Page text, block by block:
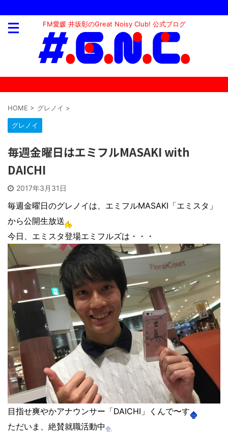
FM愛媛 井坂彰のGreat Noisy Club! 公式ブログ
HOME > グレノイ >
グレノイ
毎週金曜日はエミフルMASAKI with
DAICHI
2017年3月31日
毎週金曜日のグレノイは、エミフルMASAKI「エミスタ」
から公開生放送
今日、エミスタ登場エミフルズは・・・
目指せ爽やかアナウンサー「DAICHI」くんで〜す
ただいま、絶賛就職活動中